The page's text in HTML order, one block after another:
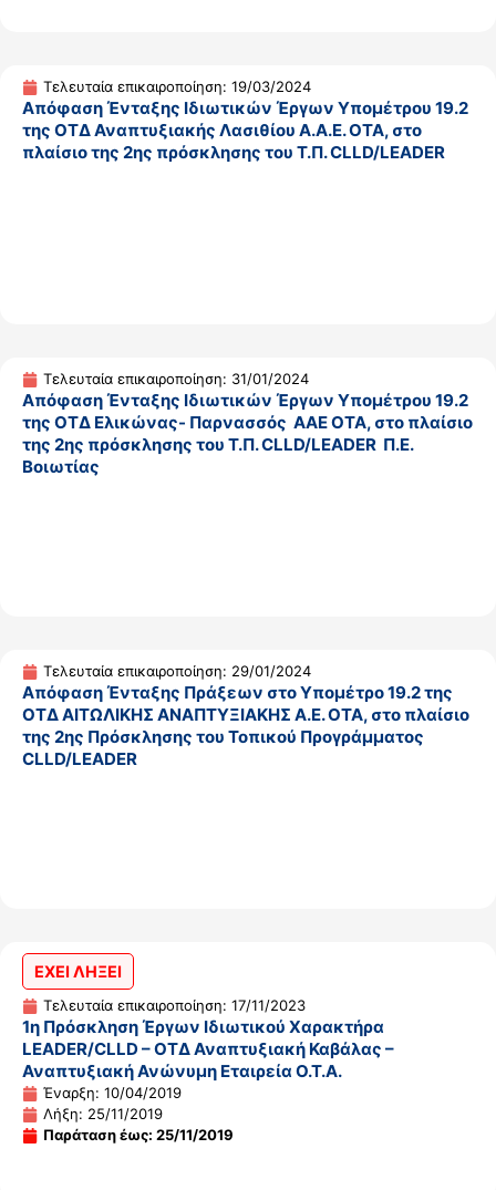
Τελευταία επικαιροποίηση: 19/03/2024
Απόφαση Ένταξης Ιδιωτικών Έργων Υπομέτρου 19.2
της ΟΤΔ Αναπτυξιακής Λασιθίου Α.Α.Ε. ΟΤΑ, στο
πλαίσιο της 2ης πρόσκλησης του Τ.Π. CLLD/LEADER
Τελευταία επικαιροποίηση: 31/01/2024
Απόφαση Ένταξης Ιδιωτικών Έργων Υπομέτρου 19.2
της ΟΤΔ Ελικώνας- Παρνασσός ΑΑΕ ΟΤΑ, στο πλαίσιο
της 2ης πρόσκλησης του Τ.Π. CLLD/LEADER Π.Ε.
Βοιωτίας
Τελευταία επικαιροποίηση: 29/01/2024
Απόφαση Ένταξης Πράξεων στο Υπομέτρο 19.2 της
ΟΤΔ ΑΙΤΩΛΙΚΗΣ ΑΝΑΠΤΥΞΙΑΚΗΣ Α.Ε. ΟΤΑ, στο πλαίσιο
της 2ης Πρόσκλησης του Τοπικού Προγράμματος
CLLD/LEADER
ΕΧΕΙ ΛΗΞΕΙ
Τελευταία επικαιροποίηση: 17/11/2023
1η Πρόσκληση Έργων Ιδιωτικού Χαρακτήρα
LEADER/CLLD – ΟΤΔ Αναπτυξιακή Καβάλας –
Αναπτυξιακή Ανώνυμη Εταιρεία Ο.Τ.Α.
Έναρξη: 10/04/2019
Λήξη: 25/11/2019
Παράταση έως: 25/11/2019